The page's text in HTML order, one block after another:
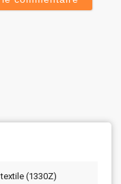
(1330Z)